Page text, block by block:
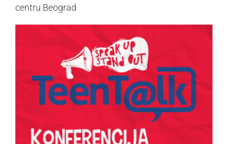
centru Beograd